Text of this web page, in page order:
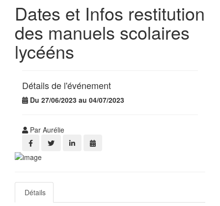
Dates et Infos restitution
des manuels scolaires
lycééns
Détails de l'événement
Du 27/06/2023 au 04/07/2023
Par Aurélie
Détails